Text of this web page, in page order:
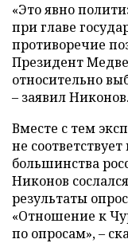
«Это явно
при главе
противоречие
Президент
относительно
– заявил Никонов.
Вместе с тем
не
большинства
Никонов
результаты
«Отношение к
по опросам», –